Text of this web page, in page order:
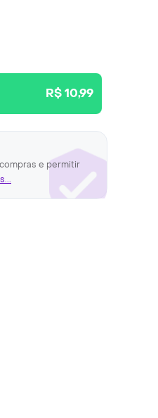
R$ 10,99
e permitir